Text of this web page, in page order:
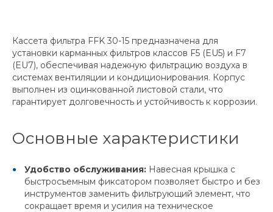
Кассета фильтра FFK 30-15 предназначена для
установки карманных фильтров классов F5 (EU5) и F7
(EU7), обеспечивая надежную фильтрацию воздуха в
системах вентиляции и кондиционирования. Корпус
выполнен из оцинкованной листовой стали, что
гарантирует долговечность и устойчивость к коррозии.
Основные характеристики
Удобство обслуживания: Навесная крышка с
быстросъемным фиксатором позволяет быстро и без
инструментов заменить фильтрующий элемент, что
сокращает время и усилия на техническое